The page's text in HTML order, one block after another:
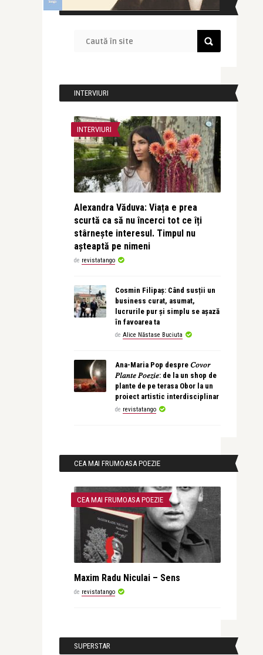
CAUTĂ ÎN SITE
INTERVIURI
INTERVIURI
Alexandra Văduva: Viața e prea
scurtă ca să nu încerci tot ce îți
stârnește interesul. Timpul nu
așteaptă pe nimeni
de revistatango
Cosmin Filipaș: Când susții un
business curat, asumat,
lucrurile pur și simplu se așază
în favoarea ta
de Alice Năstase Buciuta
Ana-Maria Pop despre 𝐶𝑜𝑣𝑜𝑟
𝑃𝑙𝑎𝑛𝑡𝑒 𝑃𝑜𝑒𝑧𝑖𝑒: de la un shop de
plante de pe terasa Obor la un
proiect artistic interdisciplinar
de revistatango
CEA MAI FRUMOASA POEZIE
CEA MAI FRUMOASA POEZIE
Maxim Radu Niculai – Sens
de revistatango
SUPERSTAR